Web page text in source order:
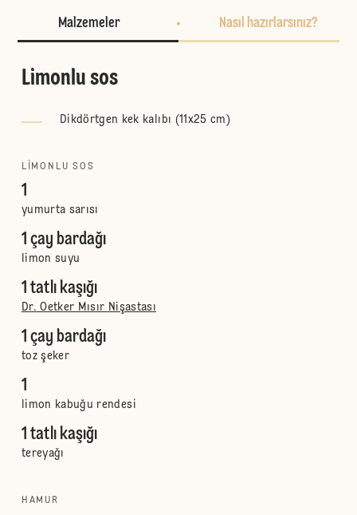
Malzemeler Nasıl hazırlarsınız?
Limonlu sos
Dikdörtgen kek kalıbı (11x25 cm)
LIMONLU SOS
1
yumurta sarısı
1 çay bardağı
limon suyu
1 tatlı kaşığı
Dr. Oetker Mısır Nişastası
1 çay bardağı
toz şeker
1
limon kabuğu rendesi
1 tatlı kaşığı
tereyağı
HAMUR